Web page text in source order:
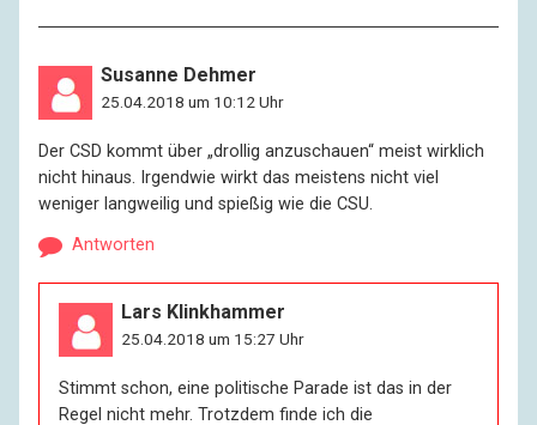
Susanne Dehmer
25.04.2018 um 10:12 Uhr
Der CSD kommt über „drollig anzuschauen“ meist wirklich
nicht hinaus. Irgendwie wirkt das meistens nicht viel
weniger langweilig und spießig wie die CSU.
Antworten
Lars Klinkhammer
25.04.2018 um 15:27 Uhr
Stimmt schon, eine politische Parade ist das in der
Regel nicht mehr. Trotzdem finde ich die